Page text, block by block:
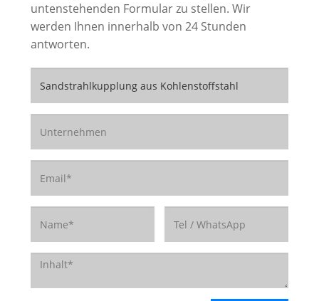
untenstehenden Formular zu stellen. Wir
werden Ihnen innerhalb von 24 Stunden
antworten.